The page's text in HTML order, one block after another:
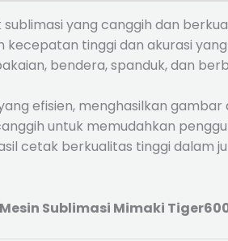
yang canggih dan
tinggi dan akurasi
bendera, spanduk, dan
efisien, menghasilkan
untuk memudahkan
cetak berkualitas tinggi dalam
Sublimasi Mimaki